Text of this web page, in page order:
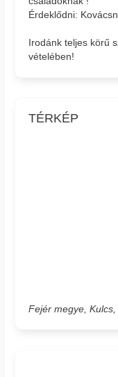
Érdeklődni:
Irodánk teljes körű
vételében!
TÉRKÉP
Fejér megye, Kulcs,